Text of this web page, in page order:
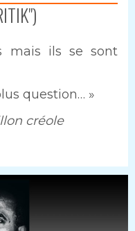
mais ils se sont
question… »
créole